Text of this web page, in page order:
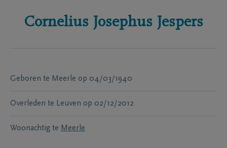
Cornelius Josephus Jespers
Geboren te Meerle op 04/03/1940
Overleden te Leuven op 02/12/2012
Woonachtig te Meerle